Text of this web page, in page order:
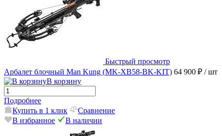
Быстрый просмотр
Арбалет блочный Man Kung (MK-XB58-BK-KIT) 64 900 ₽ / шт
В корзину
Подробнее
Купить в 1 клик
Сравнение
В избранное
В наличии